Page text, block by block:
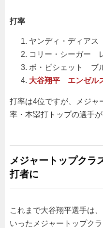
打率
ヤンディ・ディア
コリー・シーガー
ボ・ビシェット ブ
大谷翔平 エンゼ
打率は4位ですが、メジャ
率・本塁打トップの選手
メジャートップクラ
打者に
これまで大谷翔平選手は
いったメジャートップク